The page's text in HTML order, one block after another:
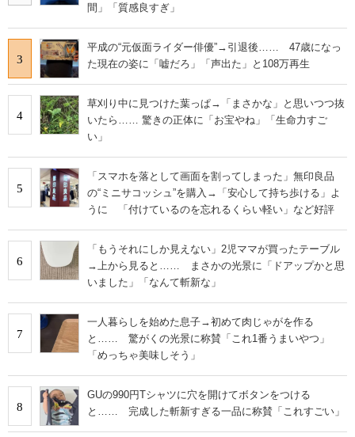
間」「質感良すぎ」
3
平成の“元仮面ライダー俳優”→引退後…… 47歳になっ
た現在の姿に「嘘だろ」「声出た」と108万再生
4
草刈り中に見つけた葉っぱ→「まさかな」と思いつつ抜
いたら…… 驚きの正体に「お宝やね」「生命力すご
い」
5
「スマホを落として画面を割ってしまった」無印良品
の“ミニサコッシュ”を購入→「安心して持ち歩ける」よ
うに 「付けているのを忘れるくらい軽い」など好評
6
「もうそれにしか見えない」2児ママが買ったテーブル
→上から見ると…… まさかの光景に「ドアップかと思
いました」「なんて斬新な」
7
一人暮らしを始めた息子→初めて肉じゃがを作る
と…… 驚がくの光景に称賛「これ1番うまいやつ」
「めっちゃ美味しそう」
8
GUの990円Tシャツに穴を開けてボタンをつける
と…… 完成した斬新すぎる一品に称賛「これすごい」